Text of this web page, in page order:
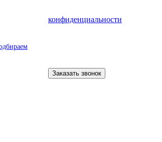
конфиденциальности